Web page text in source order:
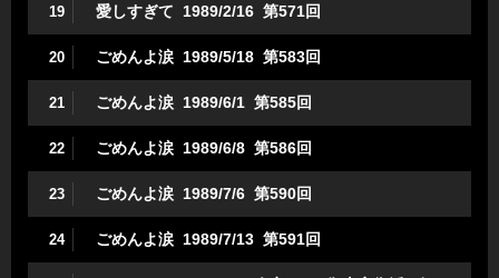
19 愛しすぎて 1989/2/16 第571回
20 ごめんよ涙 1989/5/18 第583回
21 ごめんよ涙 1989/6/1 第585回
22 ごめんよ涙 1989/6/8 第586回
23 ごめんよ涙 1989/7/6 第590回
24 ごめんよ涙 1989/7/13 第591回